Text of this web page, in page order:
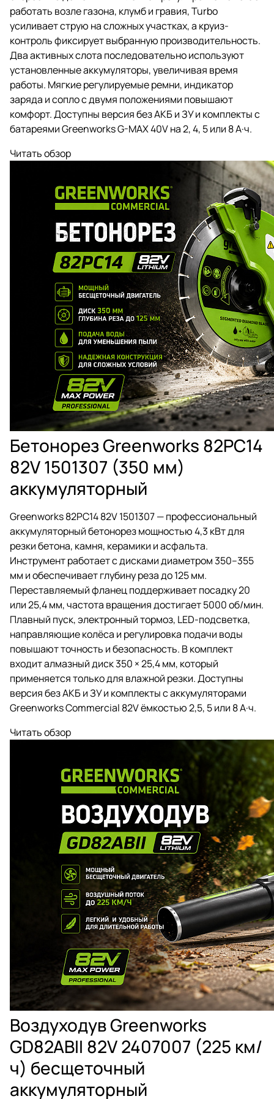
работать возле газона, клумб и гравия, Turbo
усиливает струю на сложных участках, а круиз-
контроль фиксирует выбранную производительность.
Два активных слота последовательно используют
установленные аккумуляторы, увеличивая время
работы. Мягкие регулируемые ремни, индикатор
заряда и сопло с двумя положениями повышают
комфорт. Доступны версия без АКБ и ЗУ и комплекты с
батареями Greenworks G-MAX 40V на 2, 4, 5 или 8 А·ч.
Читать обзор
Бетонорез Greenworks 82PC14
82V 1501307 (350 мм)
аккумуляторный
Greenworks 82PC14 82V 1501307 — профессиональный
аккумуляторный бетонорез мощностью 4,3 кВт для
резки бетона, камня, керамики и асфальта.
Инструмент работает с дисками диаметром 350–355
мм и обеспечивает глубину реза до 125 мм.
Переставляемый фланец поддерживает посадку 20
или 25,4 мм, частота вращения достигает 5000 об/мин.
Плавный пуск, электронный тормоз, LED-подсветка,
направляющие колёса и регулировка подачи воды
повышают точность и безопасность. В комплект
входит алмазный диск 350 × 25,4 мм, который
применяется только для влажной резки. Доступны
версия без АКБ и ЗУ и комплекты с аккумуляторами
Greenworks Commercial 82V ёмкостью 2,5, 5 или 8 А·ч.
Читать обзор
Воздуходув Greenworks
GD82ABII 82V 2407007 (225 км/
ч) бесщеточный
аккумуляторный